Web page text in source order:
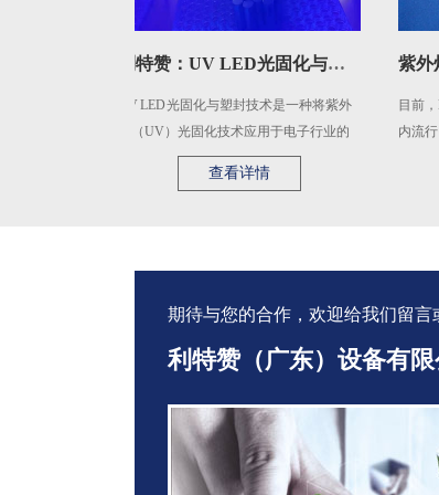
利特赞：UV LED光固化与塑封技术
UV LED 光固化与塑封技术是一种将紫外
线（UV）光固化技术应用于电子行业的
粘合和涂装领域的技术。 ...
查看详情
目前，LED固
内流行，但在
面印刷，LED
期待与您的合作，欢迎给我们留言
利特赞（广东）设备有限